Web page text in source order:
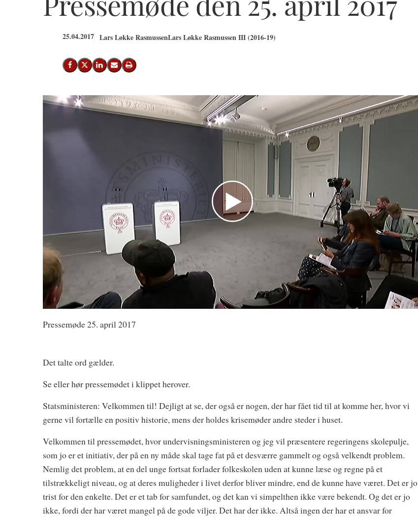
25.04.2017 Lars Løkke RasmussenLars Løkke Rasmussen III (2016-19)
Del på Facebook
Del på X (Twitter)
Del på LinkedIn
Send email
Print
Pressemøde 25. april 2017
Det talte ord gælder.
Se eller hør pressemødet i klippet herover.
Statsministeren: Velkommen til! Dejligt at se, der også er nogen, der har fået tid til at komme her, hvor vi
gerne vil fortælle en positiv historie, mens der holdes krisemøder andre steder i huset.
Velkommen til pressemødet, hvor undervisningsministeren og jeg vil præsentere regeringens skolepulje,
som jo er et initiativ, der på en ny måde skal tage fat på et desværre gammelt og også velkendt problem.
Nemlig det problem, at en del unge fortsat forlader folkeskolen uden at kunne læse og regne på et
tilstrækkeligt niveau, og at deres muligheder i livet derfor bliver mindre, end de kunne have været. Det er jo
trist for den enkelte. Det er et tab for samfundet, og det kan vi simpelthen ikke være bekendt. Og det er jo
ikke, fordi der har været mangel på de gode viljer. Det har der ikke. Altså ingen der har et ansvar for